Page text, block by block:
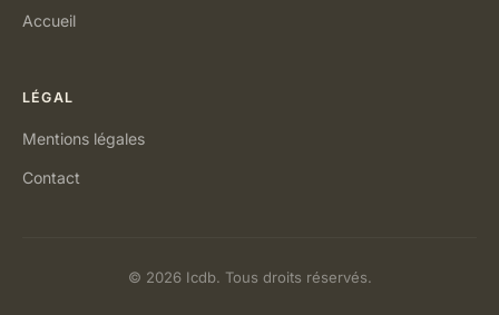
Accueil
LÉGAL
Mentions légales
Contact
© 2026 Icdb. Tous droits réservés.